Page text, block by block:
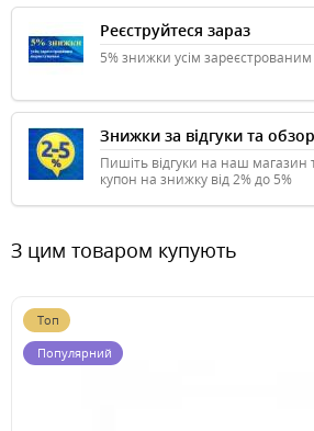
Реєструйтеся зараз
5% знижки усім
Знижки за відгуки та
Пишіть відгуки на наш магазин
купон на знижку від 2% до 5%
З цим товаром купують
Топ
Популярний